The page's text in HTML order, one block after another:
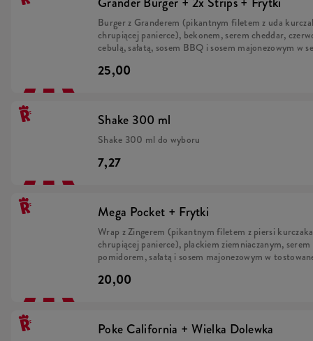
Burger z Granderem (pikantnym filetem z uda
chrupiącej panierce), bekonem, serem cheddar,
cebulą, sałatą, sosem BBQ i sosem majonezowym w
kurczaka w chrupiącej panierce (min. 54 g), Frytki
25,00
Shake 300 ml
Shake 300 ml do wyboru
7,27
Mega Pocket + Frytki
Wrap z Zingerem (pikantnym filetem z piersi
chrupiącej panierce), plackiem ziemniaczanym,
pomidorem, sałatą i sosem majonezowym w
20,00
Poke California + Wielka Dolewka